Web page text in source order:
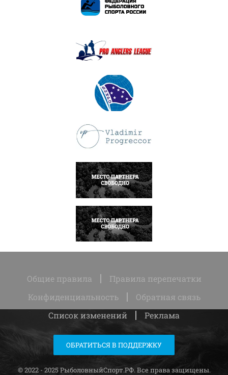
ПОДРОБНЕЕ
ПОДРОБНЕЕ
ПОДРОБНЕЕ
ПОДРОБНЕЕ
НАПИСАТЬ
НАПИСАТЬ
Общие правила
Правила перепечатки
Конфиденциальность
Обратная связь
Список изменений
Реклама
ОБРАТИТЬСЯ В ПОДДЕРЖКУ
© 2022 - 2025 РыболовныйСпорт.РФ. Все права защищены.